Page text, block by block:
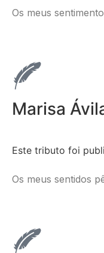
Os meus
Marisa
Este tributo foi
Os meus sentidos